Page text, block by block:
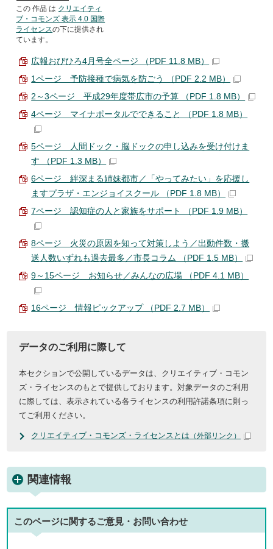
この 作品 は クリエイティ
ブ・コモンズ 表示 4.0 国際
ライセンスの下に提供され
ています。
広報おびひろ4月号全ページ （PDF 11.8 MB）
1ページ 予防接種で病気を防ごう （PDF 2.2 MB）
2～3ページ 平成29年度帯広市の予算 （PDF 1.8 MB）
4ページ マイナポータルでできること （PDF 1.8 MB）
5ページ 人間ドック・脳ドックの申し込みを受け付けま
す （PDF 1.3 MB）
6ページ 絆深まる姉妹都市／「やってみたい」を応援し
ますプラザ・エンジョイスクール （PDF 1.8 MB）
7ページ 認知症の人と家族をサポート （PDF 1.9 MB）
8ページ 火災の原因を知って対策しよう／出動件数・搬
送人数いずれも過去最多／市長コラム （PDF 1.5 MB）
9～15ページ お知らせ／みんなの広場 （PDF 4.1 MB）
16ページ 情報ピックアップ （PDF 2.7 MB）
データのご利用に際して
本セクションで公開しているデータは、クリエイティブ・コモン
ズ・ライセンスのもとで提供しております。対象データのご利用
に際しては、表示されている各ライセンスの利用許諾条項に則っ
てご利用ください。
クリエイティブ・コモンズ・ライセンスとは （外部リンク）
関連情報
このページに関するご意見・お問い合わせ